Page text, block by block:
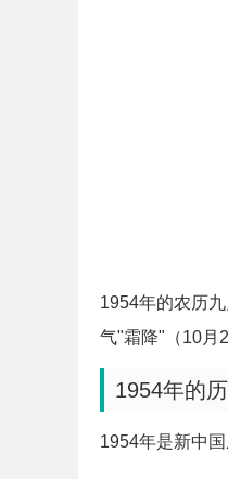
1954年的农历
气"霜降"（10月
1954年的
1954年是新中